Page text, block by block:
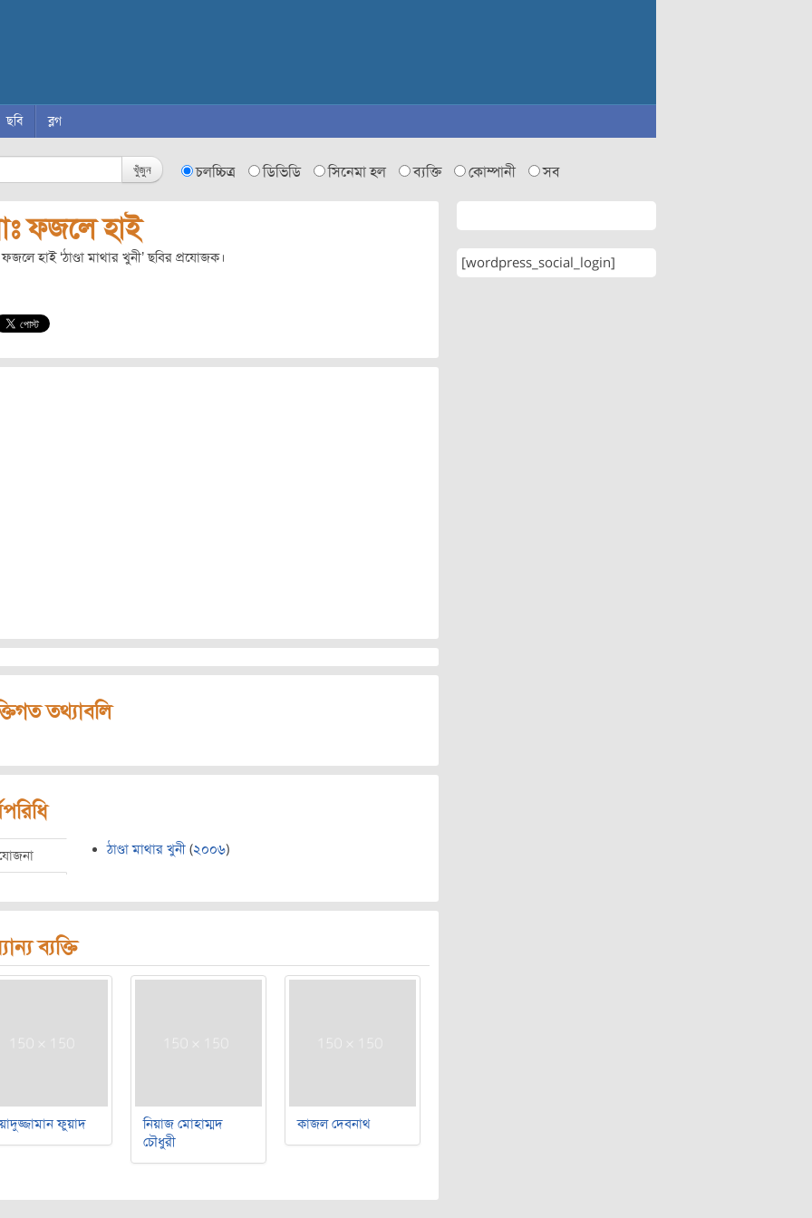
ছবি ব্লগ
খুঁজুন চলচ্চিত্র ডিভিডি সিনেমা হল ব্যক্তি কোম্পানী সব
ফজলে হাই
হাই ‘ঠাণ্ডা মাথার খুনী’ ছবির প্রযোজক।
তথ্যাবলি
ঠাণ্ডা মাথার খুনী (২০০৬)
ব্যক্তি
ফুয়াদ
নিয়াজ মোহাম্মদ
চৌধুরী
কাজল দেবনাথ
[wordpress_social_login]